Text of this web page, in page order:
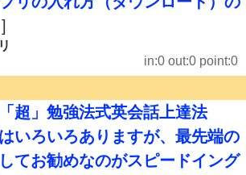
in:0 out:0 point:0
超」勉強法式英会話上達法
いろいろありますが、最先端の
てお勧めなのがスピードイング